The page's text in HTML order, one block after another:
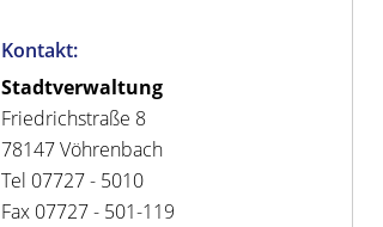
Kontakt:
Stadtverwaltung
Friedrichstraße 8
78147 Vöhrenbach
Tel 07727 - 5010
Fax 07727 - 501-119